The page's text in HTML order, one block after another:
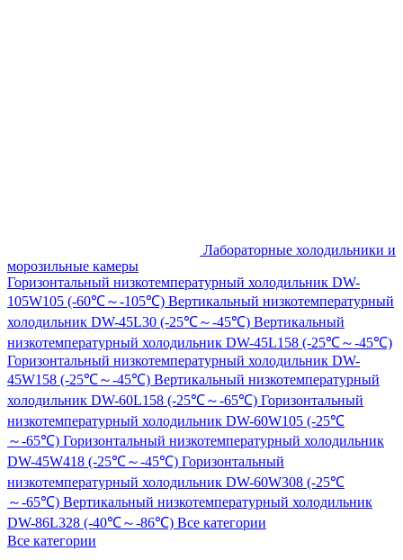
Лабораторные холодильники и
морозильные камеры
Горизонтальный низкотемпературный холодильник DW-
105W105 (-60℃～-105℃) Вертикальный низкотемпературный
холодильник DW-45L30 (-25℃～-45℃) Вертикальный
низкотемпературный холодильник DW-45L158 (-25℃～-45℃)
Горизонтальный низкотемпературный холодильник DW-
45W158 (-25℃～-45℃) Вертикальный низкотемпературный
холодильник DW-60L158 (-25℃～-65℃) Горизонтальный
низкотемпературный холодильник DW-60W105 (-25℃
～-65℃) Горизонтальный низкотемпературный холодильник
DW-45W418 (-25℃～-45℃) Горизонтальный
низкотемпературный холодильник DW-60W308 (-25℃
～-65℃) Вертикальный низкотемпературный холодильник
DW-86L328 (-40℃～-86℃) Все категории
Все категории